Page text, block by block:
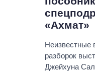
«Ахмат»
Неизвестные
разборок
Джейхуна